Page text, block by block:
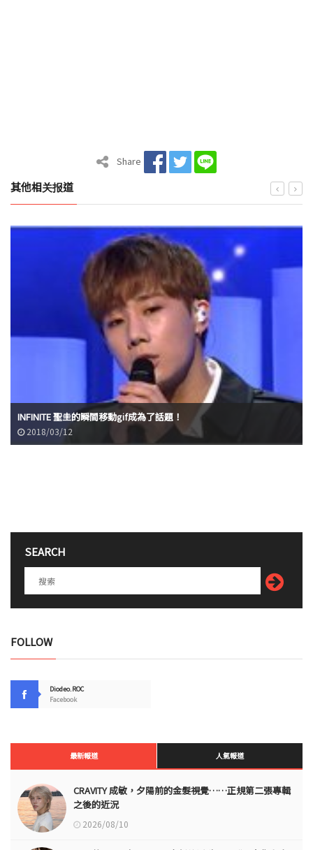
Share
其他相关报道
INFINITE 聖圭的瞬間移動gif成為了話題！
2018/03/12
SEARCH
FOLLOW
Diodeo.ROC
Facebook
最新報道 人氣報道
CRAVITY 成敏，夕陽前的金髮視覺……正規第二張專輯
之後的近況
2026/08/10